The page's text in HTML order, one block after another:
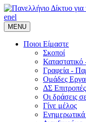
enel
MENU
Ποιοι Είμαστε
Σκοποί
Καταστατικό
Γραφεία -
Ομάδες
ΔΣ Επιτροπές
Οι δράσεις
Γίνε μέλος
Ενημερωτικά